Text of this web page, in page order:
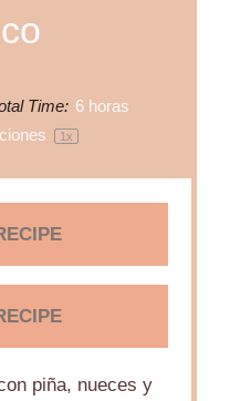
Time: 6 horas
1x
piña, nueces y